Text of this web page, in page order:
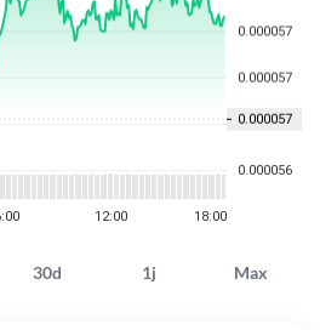
30d 1j Max